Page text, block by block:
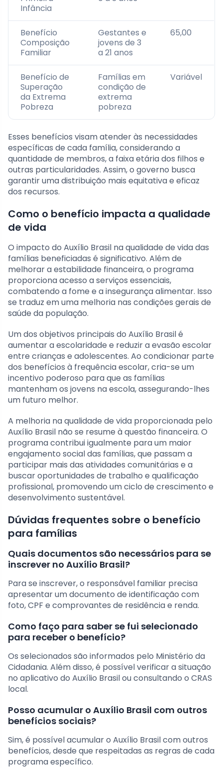
Infância
Benefício
Composição
Familiar
Gestantes e
jovens de 3
a 21 anos
65,00
Benefício de
Superação
da Extrema
Pobreza
Famílias em
condição de
extrema
pobreza
Variável
Esses benefícios visam atender às necessidades
específicas de cada família, considerando a
quantidade de membros, a faixa etária dos filhos e
outras particularidades. Assim, o governo busca
garantir uma distribuição mais equitativa e eficaz
dos recursos.
Como o benefício impacta a qualidade
de vida
O impacto do Auxílio Brasil na qualidade de vida das
famílias beneficiadas é significativo. Além de
melhorar a estabilidade financeira, o programa
proporciona acesso a serviços essenciais,
combatendo a fome e a insegurança alimentar. Isso
se traduz em uma melhoria nas condições gerais de
saúde da população.
Um dos objetivos principais do Auxílio Brasil é
aumentar a escolaridade e reduzir a evasão escolar
entre crianças e adolescentes. Ao condicionar parte
dos benefícios à frequência escolar, cria-se um
incentivo poderoso para que as famílias
mantenham os jovens na escola, assegurando-lhes
um futuro melhor.
A melhoria na qualidade de vida proporcionada pelo
Auxílio Brasil não se resume à questão financeira. O
programa contribui igualmente para um maior
engajamento social das famílias, que passam a
participar mais das atividades comunitárias e a
buscar oportunidades de trabalho e qualificação
profissional, promovendo um ciclo de crescimento e
desenvolvimento sustentável.
Dúvidas frequentes sobre o benefício
para famílias
Quais documentos são necessários para se
inscrever no Auxílio Brasil?
Para se inscrever, o responsável familiar precisa
apresentar um documento de identificação com
foto, CPF e comprovantes de residência e renda.
Como faço para saber se fui selecionado
para receber o benefício?
Os selecionados são informados pelo Ministério da
Cidadania. Além disso, é possível verificar a situação
no aplicativo do Auxílio Brasil ou consultando o CRAS
local.
Posso acumular o Auxílio Brasil com outros
benefícios sociais?
Sim, é possível acumular o Auxílio Brasil com outros
benefícios, desde que respeitadas as regras de cada
programa específico.